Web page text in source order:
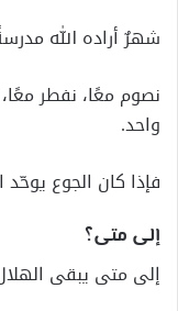
شهرٌ أراده الله
نصوم معًا، نفطر
واحد.
فإذا كان الجوع يوحّد
إلى متى؟
إلى متى يبقى